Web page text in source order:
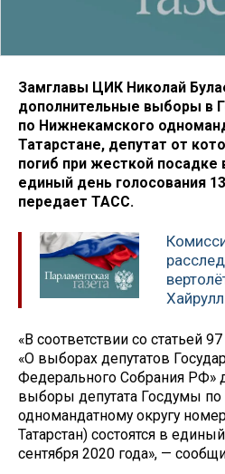
Замглавы ЦИК Николай
дополнительные выборы в
по Нижнекамского
Татарстане, депутат от
погиб при жесткой посадке
единый день голосования
передает ТАСС.
«В соответствии со статьей
«О выборах депутатов
Федерального Собрания РФ»
выборы депутата Госдумы
одномандатному округу
Татарстан) состоятся в
сентября 2020 года», —